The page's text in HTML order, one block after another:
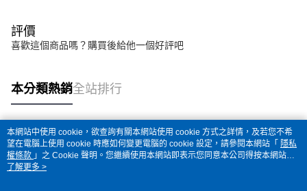
評價
喜歡這個商品嗎？購買後給他一個好評吧
本分類熱銷全站排行
熱門標籤
本網站中使用 cookie，欲查詢有關本網站使用 cookie 方式之詳情，及若您不希
望在電腦上使用 cookie 時應如何變更電腦的 cookie 設定，請參閱本網站「 隱私
權條款 」之 Cookie 聲明。您繼續使用本網站即表示您同意本公司得按本網站使
用條款之 Cookie 聲明使用 cookie。
了解更多 >